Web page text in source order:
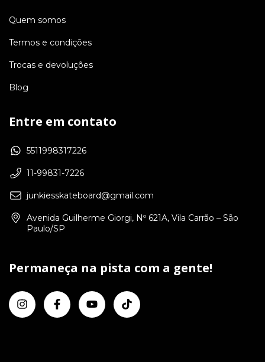
Quem somos
Termos e condições
Trocas e devoluções
Blog
Entre em contato
5511998317226
11-99831-7226
junkiesskateboard@gmail.com
Avenida Guilherme Giorgi, Nº 621A, Vila Carrão – São
Paulo/SP
Permaneça na pista com a gente!